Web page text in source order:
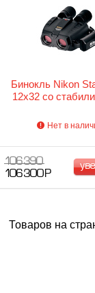
Бинокль Nikon
12x32 со
Нет в
106 390
106 300 Р
Товаров на